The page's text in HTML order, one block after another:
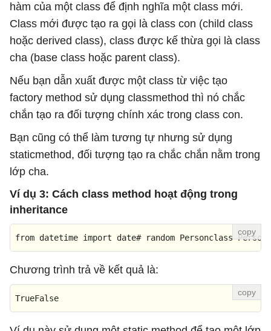
hàm của một class để định nghĩa một class mới.
Class mới được tạo ra gọi là class con (child class
hoặc derived class), class được kế thừa gọi là class
cha (base class hoặc parent class).
Nếu bạn dẫn xuất được một class từ việc tạo
factory method sử dụng classmethod thì nó chắc
chắn tạo ra đối tượng chính xác trong class con.
Bạn cũng có thể làm tương tự nhưng sử dụng
staticmethod, đối tượng tạo ra chắc chắn nằm trong
lớp cha.
Ví dụ 3: Cách class method hoạt động trong
inheritance
from datetime import date# random Personclass
Chương trình trả về kết quả là:
TrueFalse